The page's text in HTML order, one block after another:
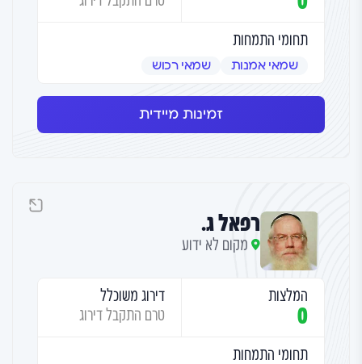
תחומי התמחות
שמאי אמנות שמאי רכוש
זמינות מיידית
רפאל ג.
מקום לא ידוע
המלצות
0
דירוג משוכלל
טרם התקבל דירוג
תחומי התמחות